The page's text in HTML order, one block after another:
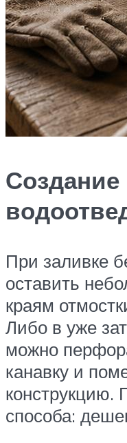
При заливке
оставить
краям
Либо в уже
можно
канавку и
конструкцию.
способа: